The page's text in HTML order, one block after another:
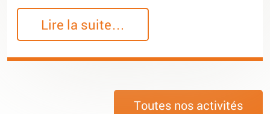
Lire la suite…
Toutes nos activités